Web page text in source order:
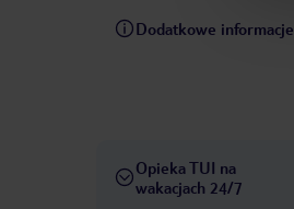
Dodatkowe informacje
Opieka TUI na
wakacjach 24/7